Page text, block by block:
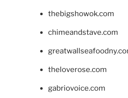
thebigshowok.com
chimeandstave.com
theloverose.com
gabriovoice.com